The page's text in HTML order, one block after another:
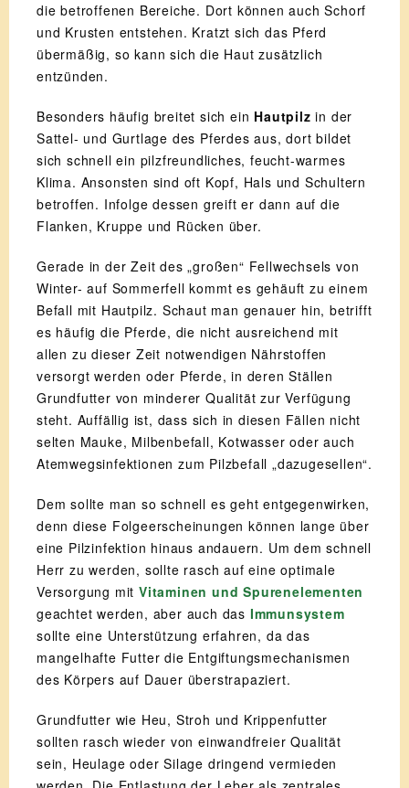
die betroffenen Bereiche. Dort können auch Schorf
und Krusten entstehen. Kratzt sich das Pferd
übermäßig, so kann sich die Haut zusätzlich
entzünden.
Besonders häufig breitet sich ein Hautpilz in der
Sattel- und Gurtlage des Pferdes aus, dort bildet
sich schnell ein pilzfreundliches, feucht-warmes
Klima. Ansonsten sind oft Kopf, Hals und Schultern
betroffen. Infolge dessen greift er dann auf die
Flanken, Kruppe und Rücken über.
Gerade in der Zeit des „großen“ Fellwechsels von
Winter- auf Sommerfell kommt es gehäuft zu einem
Befall mit Hautpilz. Schaut man genauer hin, betrifft
es häufig die Pferde, die nicht ausreichend mit
allen zu dieser Zeit notwendigen Nährstoffen
versorgt werden oder Pferde, in deren Ställen
Grundfutter von minderer Qualität zur Verfügung
steht. Auffällig ist, dass sich in diesen Fällen nicht
selten Mauke, Milbenbefall, Kotwasser oder auch
Atemwegsinfektionen zum Pilzbefall „dazugesellen“.
Dem sollte man so schnell es geht entgegenwirken,
denn diese Folgeerscheinungen können lange über
eine Pilzinfektion hinaus andauern. Um dem schnell
Herr zu werden, sollte rasch auf eine optimale
Versorgung mitVitaminen und Spurenelementen
geachtet werden, aber auch das Immunsystem
sollte eine Unterstützung erfahren, da das
mangelhafte Futter die Entgiftungsmechanismen
des Körpers auf Dauer überstrapaziert.
Grundfutter wie Heu, Stroh und Krippenfutter
sollten rasch wieder von einwandfreier Qualität
sein, Heulage oder Silage dringend vermieden